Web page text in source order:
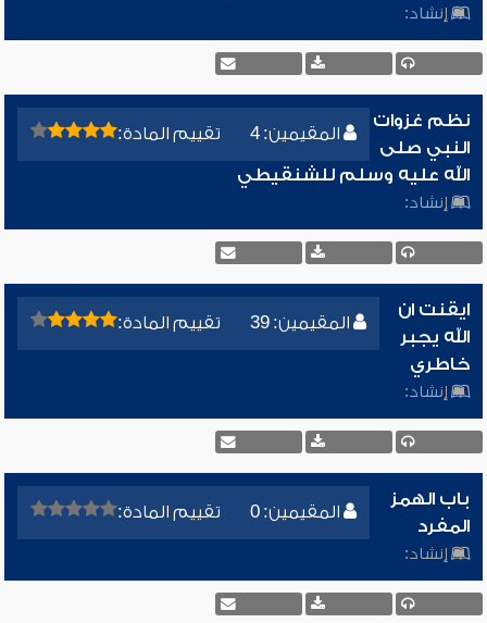
إنشاد:
المقيمين: 4 تقييم المادة:
نظم غزوات
النبي صلى
الله عليه وسلم للشنقيطي
إنشاد:
المقيمين: 39 تقييم المادة:
ايقنت ان
الله يجبر
خاطري
إنشاد:
المقيمين: 0 تقييم المادة:
باب الهمز
المفرد
إنشاد: